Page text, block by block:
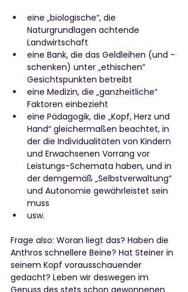
eine „biologische“, die
Naturgrundlagen achtende
Landwirtschaft
eine Bank, die das Geldleihen (und -
schenken) unter „ethischen“
Gesichtspunkten betreibt
eine Medizin, die „ganzheitliche“
Faktoren einbezieht
eine Pädagogik, die „Kopf, Herz und
Hand“ gleichermaßen beachtet, in
der die Individualitäten von Kindern
und Erwachsenen Vorrang vor
Leistungs-Schemata haben, und in
der demgemäß „Selbstverwaltung“
und Autonomie gewährleistet sein
muss
usw.
Frage also: Woran liegt das? Haben die
Anthros schnellere Beine? Hat Steiner in
seinem Kopf vorausschauender
gedacht? Leben wir deswegen im